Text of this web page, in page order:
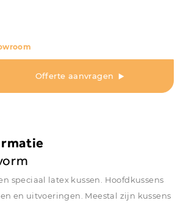
Offerte aanvragen
speciaal latex kussen. Hoofdkussens
en uitvoeringen. Meestal zijn kussens